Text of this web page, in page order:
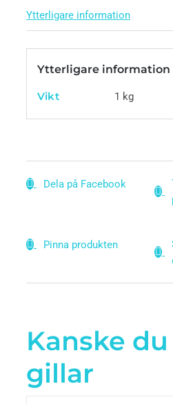
Ytterligare information
Ytterligare information
Vikt 1 kg
Dela på Facebook
Pinna produkten
Kanske
gillar